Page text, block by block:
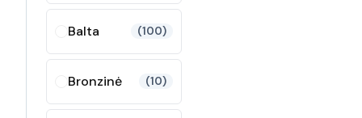
Balta (100)
Bronzinė (10)